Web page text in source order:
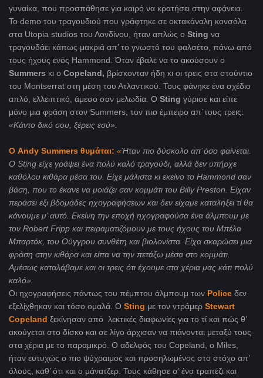
γυναίκα, που προσπάθησε για καιρό να κρατήσει στην αφάνεια.
To demo του τραγουδιού που γράφτηκε σε οκτακάναλη κονσόλα
στα Utopia studios του Λονδίνου, ήταν απλώς ο Sting να
τραγουδάει κάπως μακριά απ’ το γνωστό του φαλσέτο, πάνω από
τους ήχους ενός Hammond. Όταν έβαλε να το ακούσουν ο
Summers κι ο Copeland, βρίσκονταν ήδη κι οι τρεις στα στούντιο
του Montserrat στη μέση του Ατλαντικού. Τους φάνηκε ένα σχέδιο
απλό, ελλειπτικό, άμεσο σαν μελωδία. Ο Sting γύρισε και είπε
μόνο μια φράση στον Summers, τον πιο έμπειρο απ΄τους τρεις:
«Κάντο δικό σου, ξέρεις εσύ».
Ο Andy Summers θυμάται: «Ήταν πιο δύσκολο απ΄όσο φαίνεται.
Ο Sting είχε γράψει ένα πολύ καλό τραγούδι, αλλά δεν υπήρχε
καθόλου κιθάρα μέσα του. Είχε μάλιστα κι εκείνο το Hammond σαν
βάση, που το έκανε να μοιάζει σαν κομμάτι του Billy Preston . Είχαν
περάσει έξι βδομάδες ηχογραφήσεων και δεν είχαμε καταλήξει τί θα
κάνουμε μ’ αυτό. Εκείνη την εποχή ηχογραφούσα ένα άλμπουμ με
τον Robert Fripp και πειραματιζόμουν με τους ήχους του Μπέλα
Μπαρτόκ, του Ούγγρου συνθέτη και βιολονίστα. Είχα σκαρώσει μια
φράση στην κιθάρα και είπα να την πετάξω μέσα στο κομμάτι.
Αμέσως καταλάβαμε και οι τρεις ότι έχουμε στα χέρια μας κάτι πολύ
καλό».
Οι ηχογραφήσεις πάντως του πέμπτου άλμπουμ των Police δεν
εξελίχθηκαν και τόσο ομαλά. Ο Sting με τον ντράμερ Stewart
Copeland ξεκίνησαν από λεκτικές διαφωνίες για το τί και πώς θ’
ακούγεται στο δίσκο και σε λίγο άρχισαν να πιάνονται μεταξύ τους
στα χέρια με το παραμικρό. Ο αδελφός του Copeland, o Miles,
ήταν ευτυχώς ο πιο ψύχραιμος και προσηλωμένος στο στόχο απ’
όλους, καθ’ ότι και ο μάνατζερ. Τους κάθησε σ’ ένα τραπέζι και